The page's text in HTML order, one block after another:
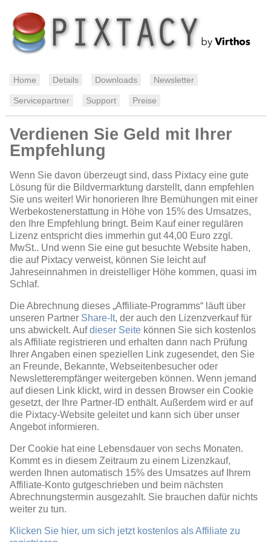
Home Details Downloads Newsletter
Servicepartner Support Preise
Verdienen Sie Geld mit Ihrer
Empfehlung
Wenn Sie davon überzeugt sind, dass Pixtacy eine gute
Lösung für die Bildvermarktung darstellt, dann empfehlen
Sie uns weiter! Wir honorieren Ihre Bemühungen mit einer
Werbekostenerstattung in Höhe von 15% des Umsatzes,
den Ihre Empfehlung bringt. Beim Kauf einer regulären
Lizenz entspricht dies immerhin gut 44,00 Euro zzgl.
MwSt.. Und wenn Sie eine gut besuchte Website haben,
die auf Pixtacy verweist, können Sie leicht auf
Jahreseinnahmen in dreistelliger Höhe kommen, quasi im
Schlaf.
Die Abrechnung dieses „Affiliate-Programms“ läuft über
unseren Partner Share-It, der auch den Lizenzverkauf für
uns abwickelt. Aufdieser Seite können Sie sich kostenlos
als Affiliate registrieren und erhalten dann nach Prüfung
Ihrer Angaben einen speziellen Link zugesendet, den Sie
an Freunde, Bekannte, Webseitenbesucher oder
Newsletterempfänger weitergeben können. Wenn jemand
auf diesen Link klickt, wird in dessen Browser ein Cookie
gesetzt, der Ihre Partner-ID enthält. Außerdem wird er auf
die Pixtacy-Website geleitet und kann sich über unser
Angebot informieren.
Der Cookie hat eine Lebensdauer von sechs Monaten.
Kommt es in diesem Zeitraum zu einem Lizenzkauf,
werden Ihnen automatisch 15% des Umsatzes auf Ihrem
Affiliate-Konto gutgeschrieben und beim nächsten
Abrechnungstermin ausgezahlt. Sie brauchen dafür nichts
weiter zu tun.
Klicken Sie hier, um sich jetzt kostenlos als Affiliate zu